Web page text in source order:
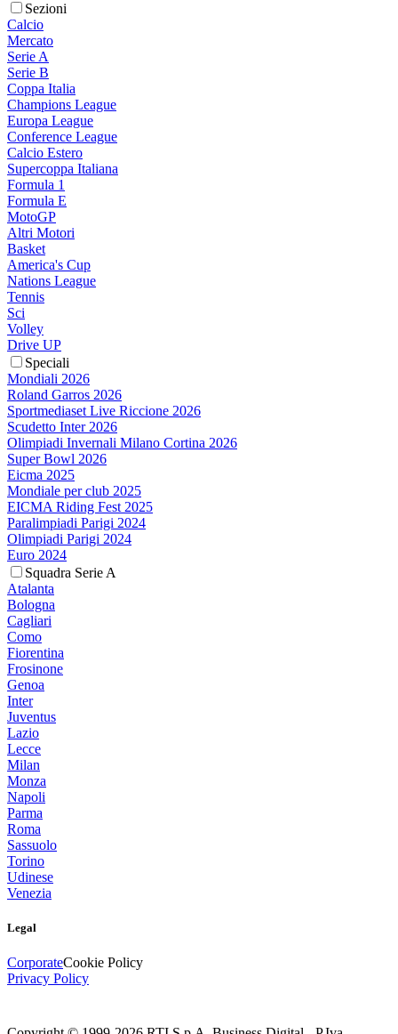
Sezioni
Calcio
Mercato
Serie A
Serie B
Coppa Italia
Champions League
Europa League
Conference League
Calcio Estero
Supercoppa Italiana
Formula 1
Formula E
MotoGP
Altri Motori
Basket
America's Cup
Nations League
Tennis
Sci
Volley
Drive UP
Speciali
Mondiali 2026
Roland Garros 2026
Sportmediaset Live Riccione 2026
Scudetto Inter 2026
Olimpiadi Invernali Milano Cortina 2026
Super Bowl 2026
Eicma 2025
Mondiale per club 2025
EICMA Riding Fest 2025
Paralimpiadi Parigi 2024
Olimpiadi Parigi 2024
Euro 2024
Squadra Serie A
Atalanta
Bologna
Cagliari
Como
Fiorentina
Frosinone
Genoa
Inter
Juventus
Lazio
Lecce
Milan
Monza
Napoli
Parma
Roma
Sassuolo
Torino
Udinese
Venezia
Legal
CorporateCookie Policy
Privacy Policy